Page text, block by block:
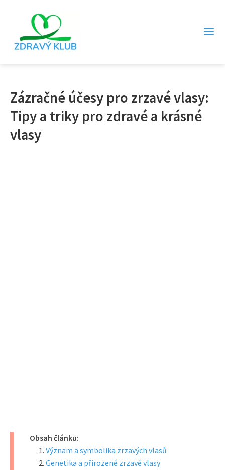
Zázračné účesy pro zrzavé vlasy:
Tipy a triky pro zdravé a krásné
vlasy
Obsah článku:
Význam a symbolika zrzavých vlasů
Genetika a přirozené zrzavé vlasy